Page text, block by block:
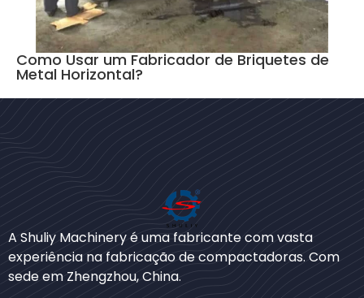
Como Usar um Fabricador de Briquetes de
Metal Horizontal?
A Shuliy Machinery é uma fabricante com vasta
experiência na fabricação de compactadoras. Com
sede em Zhengzhou, China.
Urdu